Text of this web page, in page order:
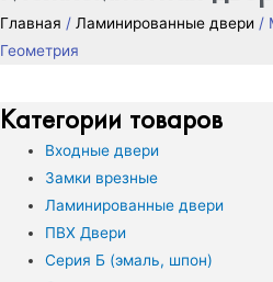
Главная / Ламинированные двери /
Геометрия
Категории товаров
Входные двери
Замки врезные
Ламинированные двери
ПВХ Двери
Серия Б (эмаль, шпон)